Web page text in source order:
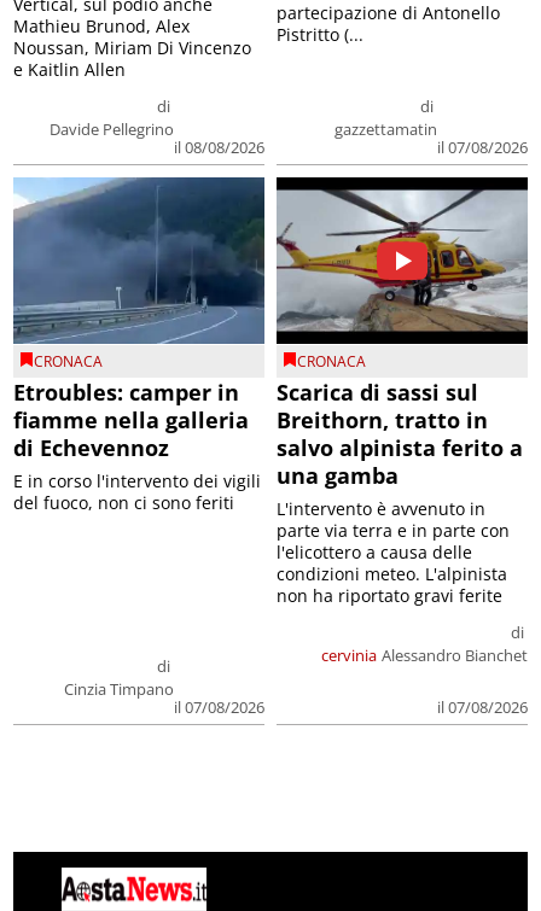
di
Davide Pellegrino
il 08/08/2026
Mathieu Brunod, Alex
Noussan, Miriam Di Vincenzo
e Kaitlin Allen
di
gazzettamatin
il 07/08/2026
partecipazione di Antonello
Pistritto (...
CRONACA
Etroubles: camper in
fiamme nella galleria
di Echevennoz
di
Cinzia Timpano
il 07/08/2026
E in corso l'intervento dei vigili
del fuoco, non ci sono feriti
CRONACA
Scarica di sassi sul
Breithorn, tratto in
salvo alpinista ferito a
una gamba
cervinia
di
Alessandro Bianchet
il 07/08/2026
L'intervento è avvenuto in
parte via terra e in parte con
l'elicottero a causa delle
condizioni meteo. L'alpinista
non ha riportato gravi ferite